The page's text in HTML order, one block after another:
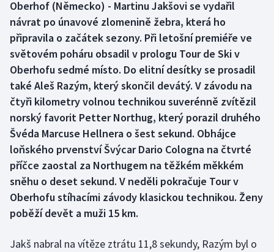
Boby a skeleton
Box
Curling
Dostihy
Florbal
Futsal
Gymnastika
Házená
AZ kvíz
Oberhof (Německo) - Martinu Jakšovi se vydařil
návrat po únavové zlomenině žebra, která ho
připravila o začátek sezony. Při letošní premiéře ve
světovém poháru obsadil v prologu Tour de Ski v
Oberhofu sedmé místo. Do elitní desítky se prosadil
také Aleš Razým, který skončil devátý. V závodu na
čtyři kilometry volnou technikou suverénně zvítězil
norský favorit Petter Northug, který porazil druhého
Švéda Marcuse Hellnera o šest sekund. Obhájce
loňského prvenství Švýcar Dario Cologna na čtvrté
příčce zaostal za Northugem na těžkém měkkém
sněhu o deset sekund. V neděli pokračuje Tour v
Oberhofu stíhacími závody klasickou technikou. Ženy
poběží devět a muži 15 km.
Jakš nabral na vítěze ztrátu 11,8 sekundy, Razým byl o